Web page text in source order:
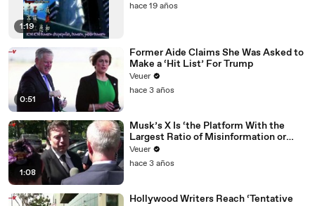
1:19
hace 19 años
0:51
Former Aide Claims She Was Asked to
Make a ‘Hit List’ For Trump
Veuer
hace 3 años
1:08
Musk’s X Is ‘the Platform With the
Largest Ratio of Misinformation or
Disinformation’ Amongst All Social
Media Platforms
Veuer
hace 3 años
Hollywood Writers Reach ‘Tentative